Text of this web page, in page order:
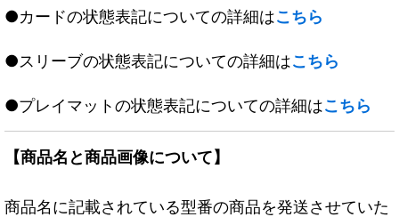
●カードの状態表記についての詳細はこちら
●スリーブの状態表記についての詳細はこちら
●プレイマットの状態表記についての詳細はこちら
【商品名と商品画像について】
商品名に記載されている型番の商品を発送させていた